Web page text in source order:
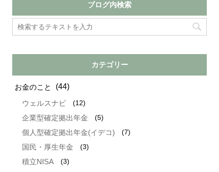
ブログ内検索
カテゴリー
お金のこと (44)
ウェルスナビ (12)
企業型確定拠出年金 (5)
個人型確定拠出年金(イデコ) (7)
国民・厚生年金 (3)
積立NISA (3)